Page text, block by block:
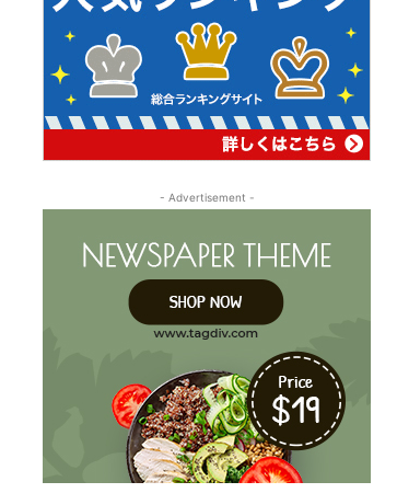
- Advertisement -